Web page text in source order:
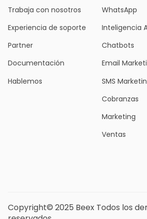
Trabaja con nosotros
Experiencia de soporte
Partner
Documentación
Hablemos
WhatsApp
Inteligencia
Chatbots
Email
SMS
Cobranzas
Marketing
Ventas
Copyright© 2025 Beex Todos los